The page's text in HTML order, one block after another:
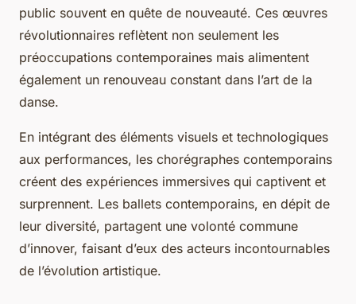
public souvent en quête de nouveauté. Ces œuvres
révolutionnaires reflètent non seulement les
préoccupations contemporaines mais alimentent
également un renouveau constant dans l’art de la
danse.
En intégrant des éléments visuels et technologiques
aux performances, les chorégraphes contemporains
créent des expériences immersives qui captivent et
surprennent. Les ballets contemporains, en dépit de
leur diversité, partagent une volonté commune
d’innover, faisant d’eux des acteurs incontournables
de l’évolution artistique.